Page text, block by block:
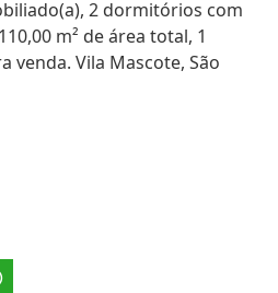
2 dormitórios com
m² de área total, 1
venda. Vila Mascote, São